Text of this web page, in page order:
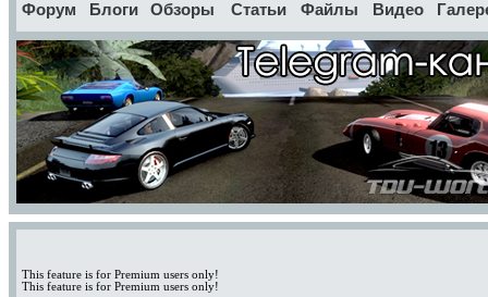
Форум Блоги Обзоры Статьи Файлы Видео
This feature is for Premium users only!
This feature is for Premium users only!